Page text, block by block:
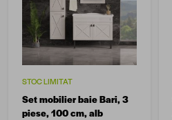
STOC LIMITAT
Set mobilier baie Bari, 3
piese, 100 cm, alb